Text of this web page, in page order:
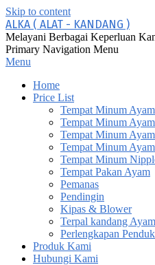
Skip to content
ALKA ( ALAT - KANDANG )
Melayani Berbagai Keperluan
Primary Navigation Menu
Menu
Home
Price List
Tempat Minum
Tempat Minum
Tempat Minum
Tempat Minum
Tempat Minum
Tempat Pakan Ayam
Pemanas
Pendingin
Kipas & Blower
Terpal kandang Ayam
Perlengkapan
Produk Kami
Hubungi Kami